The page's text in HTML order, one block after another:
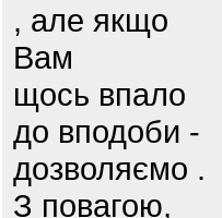
, але якщо
Вам
щось впало
до вподоби -
дозволяємо .
З повагою,